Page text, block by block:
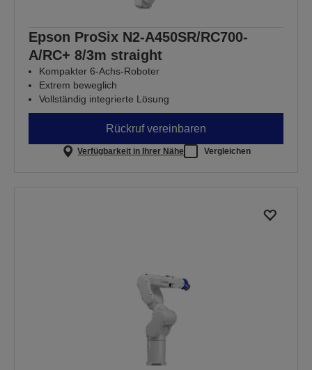
Epson ProSix N2-A450SR/RC700-
A/RC+ 8/3m straight
Kompakter 6-Achs-Roboter
Extrem beweglich
Vollständig integrierte Lösung
Rückruf vereinbaren
Verfügbarkeit in Ihrer Nähe Vergleichen